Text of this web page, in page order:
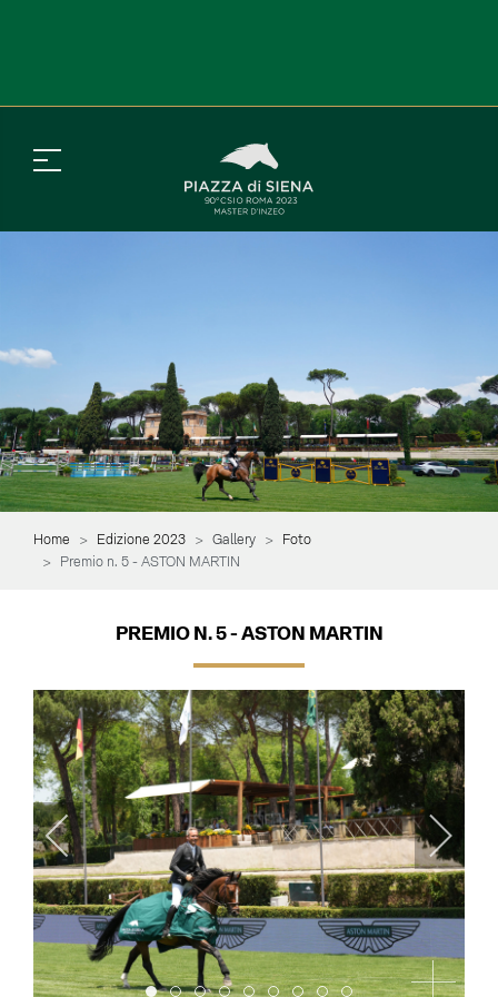
Home Edizione 2023 Gallery
Foto
Premio n. 5 - ASTON MARTIN
PREMIO N. 5 - ASTON MARTIN